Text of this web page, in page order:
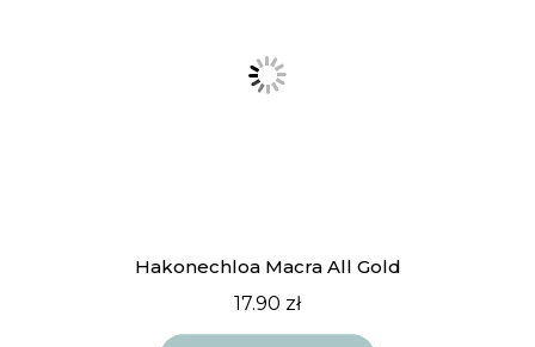
Hakonechloa Macra All Gold
17.90 zł